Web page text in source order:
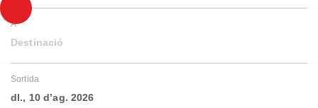
A
Destinació
Sortida
dl., 10 d’ag. 2026